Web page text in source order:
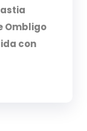
Ombligo
con